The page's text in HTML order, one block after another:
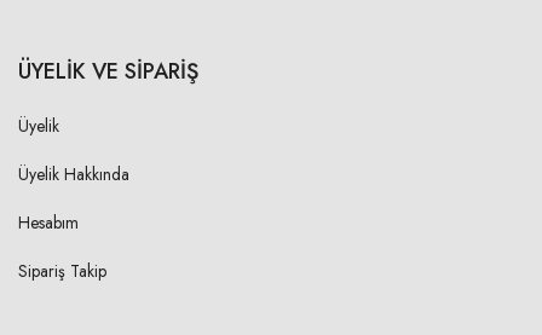
ÜYELİK VE SİPARİŞ
Üyelik
Üyelik Hakkında
Hesabım
Sipariş Takip